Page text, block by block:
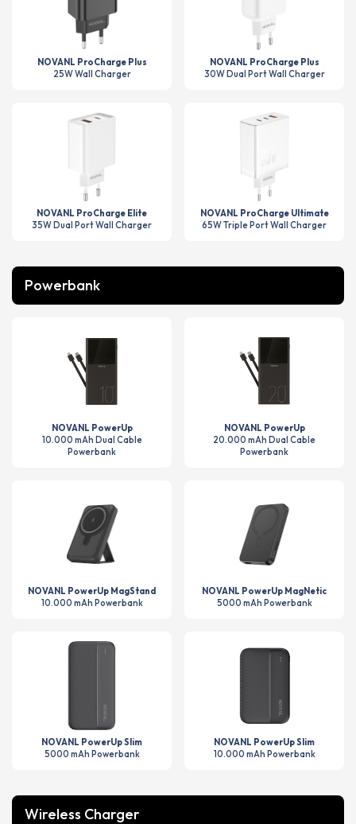
NOVANL ProCharge Plus
25W Wall Charger
NOVANL ProCharge Plus
30W Dual Port Wall Charger
NOVANL ProCharge Elite
35W Dual Port Wall Charger
NOVANL ProCharge Ultimate
65W Triple Port Wall Charger
Powerbank
NOVANL PowerUp
10.000 mAh Dual Cable
Powerbank
NOVANL PowerUp
20.000 mAh Dual Cable
Powerbank
NOVANL PowerUp MagStand
10.000 mAh Powerbank
NOVANL PowerUp MagNetic
5000 mAh Powerbank
NOVANL PowerUp Slim
5000 mAh Powerbank
NOVANL PowerUp Slim
10.000 mAh Powerbank
Wireless Charger